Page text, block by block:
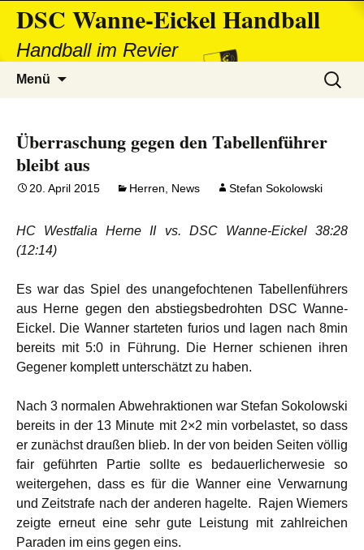
DSC Wanne-Eickel Handball
Handball im Revier
Menü
Suchen
nach:
Überraschung gegen den Tabellenführer
bleibt aus
20. April 2015 Herren News Stefan Sokolowski
HC Westfalia Herne II vs. DSC Wanne-Eickel 38:28
(12:14)
Es war das Spiel des unangefochtenen Tabellenführers
aus Herne gegen den abstiegsbedrohten DSC Wanne-
Eickel. Die Wanner starteten furios und lagen nach 8min
bereits mit 5:0 in Führung. Die Herner schienen ihren
Gegener komplett unterschätzt zu haben.
Nach 3 normalen Abwehraktionen war Stefan Sokolowski
bereits in der 13 Minute mit 2×2 min vorbelastet, so dass
er zunächst draußen blieb. In der von beiden Seiten völlig
fair geführten Partie sollte es bedauerlicherwesie so
weitergehen, dass es für die Wanner eine Verwarnung
und Zeitstrafe nach der anderen hagelte. Rajen Wiemers
zeigte erneut eine sehr gute Leistung mit zahlreichen
Paraden im eins gegen eins.